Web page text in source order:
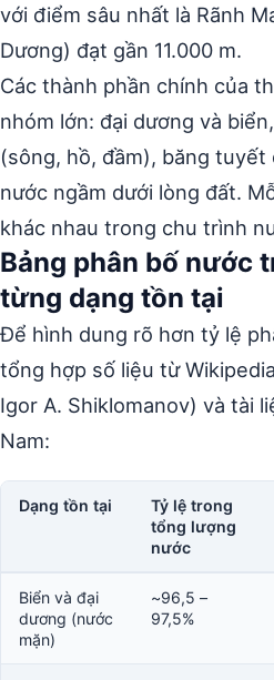
với điểm sâu nhất là Rãnh
Dương) đạt gần 11.000 m.
Các thành phần chính của
nhóm lớn: đại dương và
(sông, hồ, đầm), băng tuyết
nước ngầm dưới lòng đất.
khác nhau trong chu trình
Bảng phân bố nước
từng dạng tồn tại
Để hình dung rõ hơn tỷ lệ
tổng hợp số liệu từ
Igor A. Shiklomanov) và tài
Nam:
Dạng tồn tại
Tỷ lệ trong
tổng lượng
nước
Biển và đại
dương (nước
mặn)
~96,5 –
97,5%